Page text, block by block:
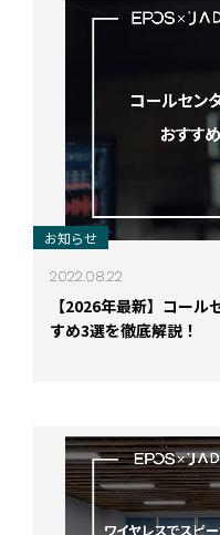
お知らせ
2022.08.22
【2026年最新】コー
すめ3選を徹底解説！